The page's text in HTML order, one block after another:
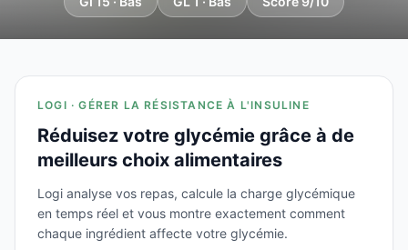
LOGI · GÉRER LA RÉSISTANCE À L'INSULINE
Réduisez votre glycémie grâce à de
meilleurs choix alimentaires
Logi analyse vos repas, calcule la charge glycémique
en temps réel et vous montre exactement comment
chaque ingrédient affecte votre glycémie.